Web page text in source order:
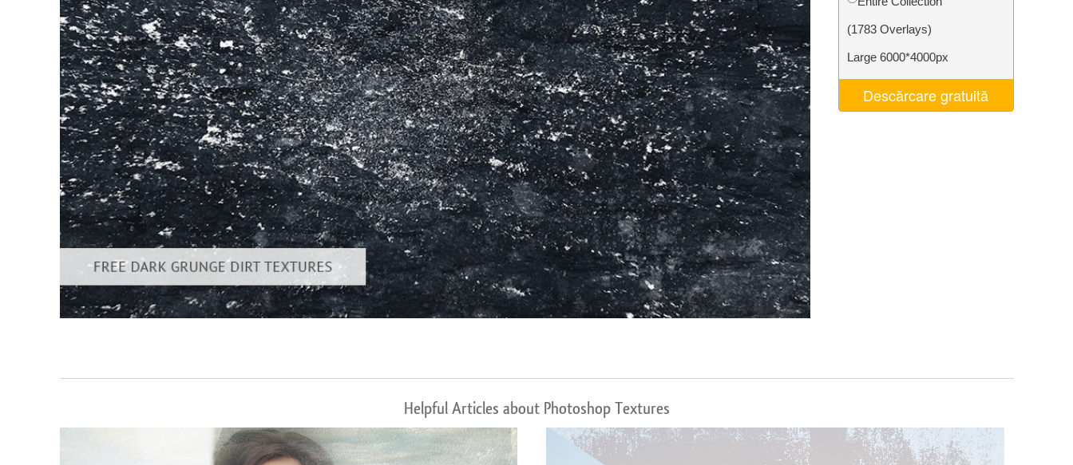
Retusarea produsului Servicii Bijuterii Retușând Servicii Date de Antrenament AI Video Editing Services
(1783 Overlays)
Large 6000*4000px
Descărcare gratuită
Helpful Articles about Photoshop Textures